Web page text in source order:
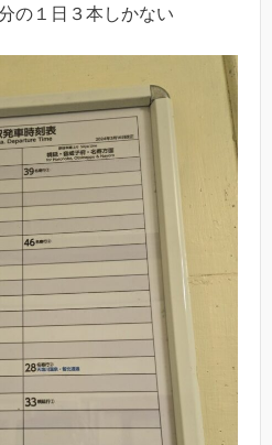
の１日３本しかない